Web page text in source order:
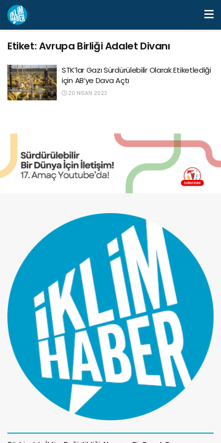
Etiket:Avrupa Birliği Adalet Divanı
STK’lar Gazı Sürdürülebilir Olarak Etiketlediği
için AB’ye Dava Açtı
20 NISAN 2023